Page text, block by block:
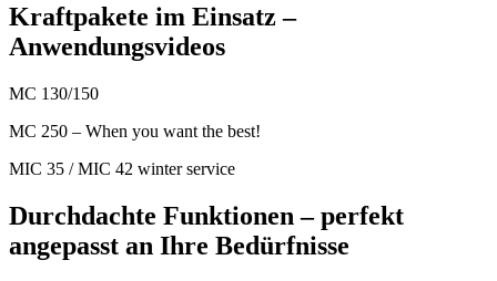
Kraftpakete im Einsatz –
Anwendungsvideos
MC 130/150
MC 250 – When you want the best!
MIC 35 / MIC 42 winter service
Durchdachte Funktionen – perfekt
angepasst an Ihre Bedürfnisse